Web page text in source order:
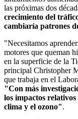
las próximas dos
crecimiento del
cambiaría patrones
"Necesitamos
motores que queman
en la superficie de la
principal Christopher
que trabaja en el
"Con más
los impactos relativos
clima y el ozono".